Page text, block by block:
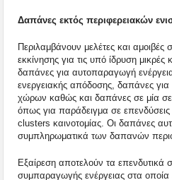
Δαπάνες εκτός περιφερειακών
Περιλαμβάνουν μελέτες και
εκκίνησης για τις υπό ίδρυση μικρές
δαπάνες για αυτοπαραγωγή
ενεργειακής απόδοσης, δαπάνες
χώρων καθώς και δαπάνες σε μία
όπως για παράδειγμα σε
clusters καινοτομίας. Οι δαπάνες
συμπληρωματικά των δαπανών
Εξαίρεση αποτελούν τα επενδυτικά
συμπαραγωγής ενέργειας στα οποία